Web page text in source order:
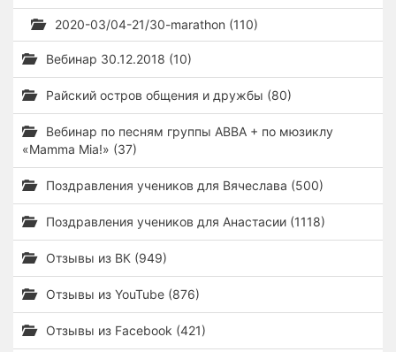
2020-03/04-21/30-marathon (110)
Вебинар 30.12.2018 (10)
Райский остров общения и дружбы (80)
Вебинар по песням группы ABBA + по мюзиклу
«Mamma Mia!» (37)
Поздравления учеников для Вячеслава (500)
Поздравления учеников для Анастасии (1118)
Отзывы из ВК (949)
Отзывы из YouTube (876)
Отзывы из Facebook (421)